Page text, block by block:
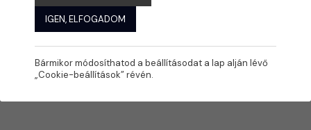
IGEN, ELFOGADOM
Bármikor módosíthatod a beállításodat a lap alján lévő
„Cookie-beállítások” révén.